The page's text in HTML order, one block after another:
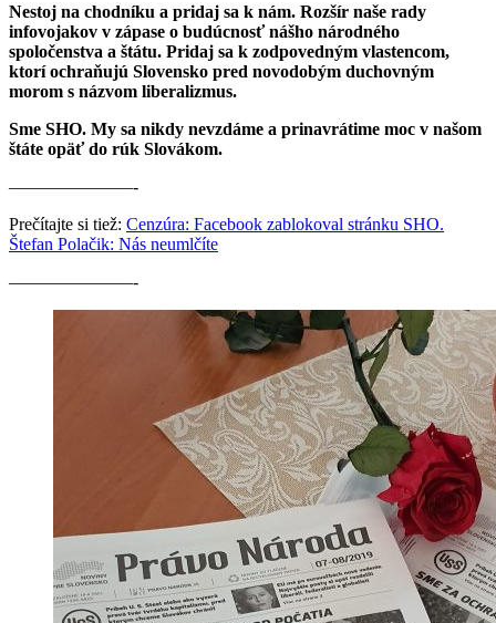
Nestoj na chodníku a pridaj sa k nám. Rozšír naše rady
infovojakov v zápase o budúcnosť nášho národného
spoločenstva a štátu. Pridaj sa k zodpovedným vlastencom,
ktorí ochraňujú Slovensko pred novodobým duchovným
morom s názvom liberalizmus.
Sme SHO. My sa nikdy nevzdáme a prinavrátime moc v našom
štáte opäť do rúk Slovákom.
———————-
Prečítajte si tiež: Cenzúra: Facebook zablokoval stránku SHO.
Štefan Polačik: Nás neumlčíte
———————-